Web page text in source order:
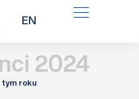
EN
2024
tym roku